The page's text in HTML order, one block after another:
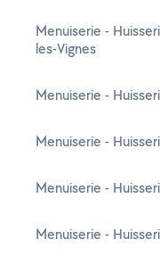
Menuiserie -
les-Vignes
Menuiserie -
Menuiserie -
Menuiserie -
Menuiserie -